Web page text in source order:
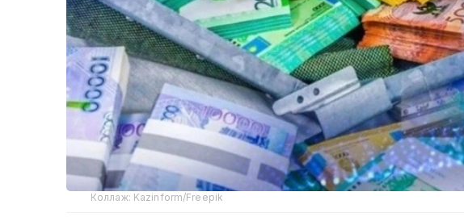
Коллаж: Kazinform/Freepik